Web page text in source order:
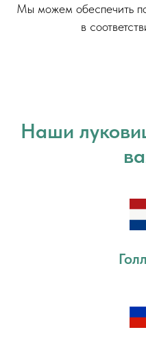
Мы можем обеспечить
в
Наши